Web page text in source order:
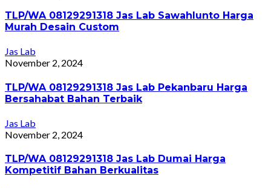
TLP/WA 08129291318 Jas Lab Sawahlunto Harga
Murah Desain Custom
Jas Lab
November 2, 2024
TLP/WA 08129291318 Jas Lab Pekanbaru Harga
Bersahabat Bahan Terbaik
Jas Lab
November 2, 2024
TLP/WA 08129291318 Jas Lab Dumai Harga
Kompetitif Bahan Berkualitas